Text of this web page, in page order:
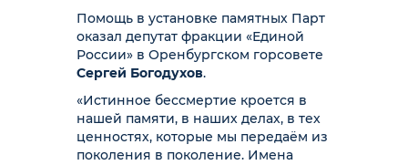
Помощь в установке памятных Парт
оказал депутат фракции «Единой
России» в Оренбургском горсовете
Сергей Богодухов.
«Истинное бессмертие кроется в
нашей памяти, в наших делах, в тех
ценностях, которые мы передаём из
поколения в поколение. Имена